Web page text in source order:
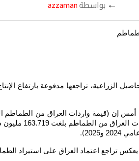
← بواسطةazzaman
الزراعية، تراجعها مدفوعة بارتفاع
و2025
).
تراجع اعتماد العراق على استيراد